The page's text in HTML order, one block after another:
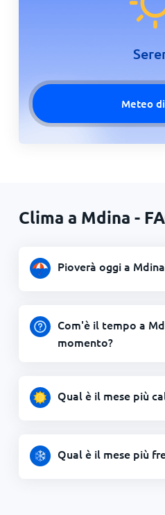
Meteo
Clima a Mdina -
Pioverà oggi a
Com'è il tempo a
momento?
Qual è il mese più
Qual è il mese più